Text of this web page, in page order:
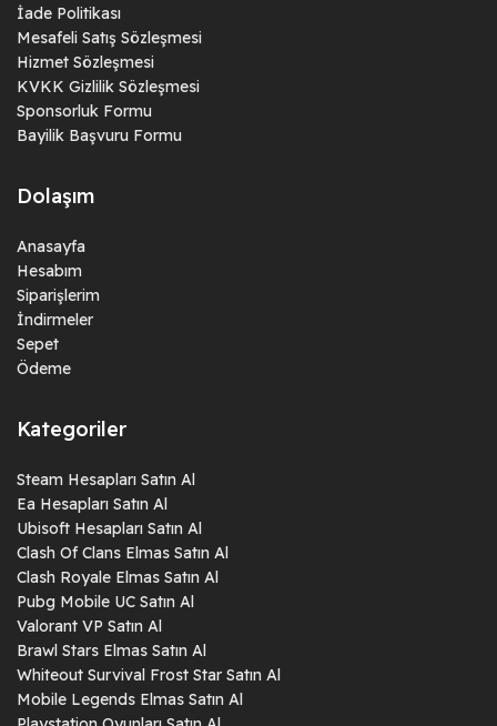
İade Politikası
Mesafeli Satış Sözleşmesi
Hizmet Sözleşmesi
KVKK Gizlilik Sözleşmesi
Sponsorluk Formu
Bayilik Başvuru Formu
Dolaşım
Anasayfa
Hesabım
Siparişlerim
İndirmeler
Sepet
Ödeme
Kategoriler
Steam Hesapları Satın Al
Ea Hesapları Satın Al
Ubisoft Hesapları Satın Al
Clash Of Clans Elmas Satın Al
Clash Royale Elmas Satın Al
Pubg Mobile UC Satın Al
Valorant VP Satın Al
Brawl Stars Elmas Satın Al
Whiteout Survival Frost Star Satın Al
Mobile Legends Elmas Satın Al